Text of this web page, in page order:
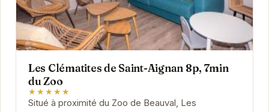
Les Clématites de Saint-Aignan 8p, 7min
du Zoo
★★★★★
Situé à proximité du Zoo de Beauval, Les